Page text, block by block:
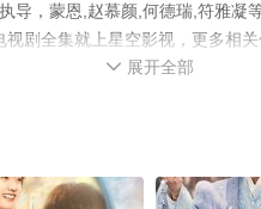
导，蒙恩,赵慕颜,何德瑞,符雅凝
视剧全集就上星空影视，更多相
 展开全部